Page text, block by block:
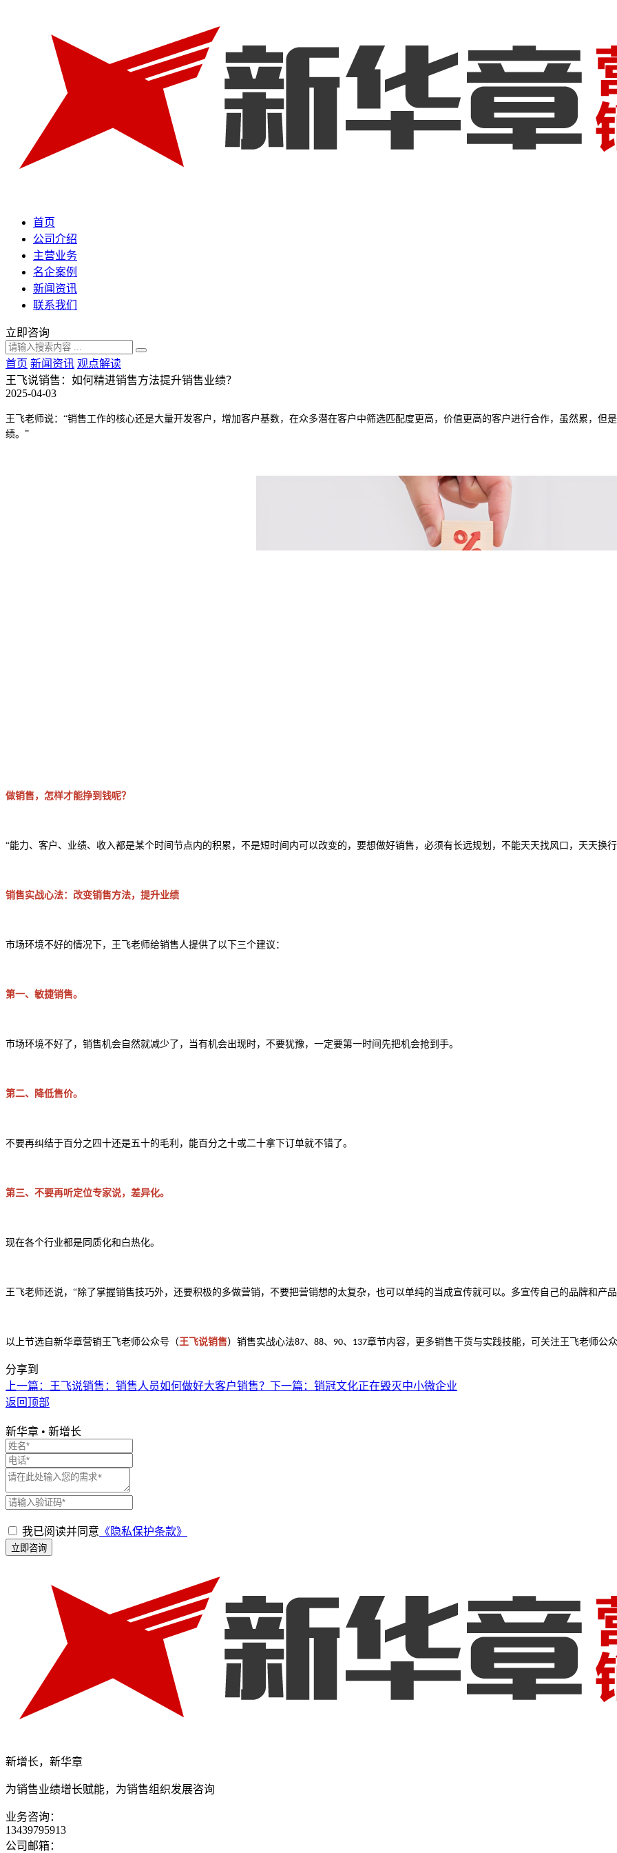
首页
公司介绍
主营业务
名企案例
新闻资讯
联系我们
立即咨询
首页 新闻资讯 观点解读
王飞说销售：如何精进销售方法提升销售业绩？
2025-04-03
王飞老师说： “销售工作的核心还是大量开发客户，增加客户基数，在众多潜在客户中筛选匹配度更高，价值更高的客户进行合作，虽然累，但
绩。 ”
做销售， 怎样才能挣到钱呢？
“能力、客户、业绩、收入都是某个时间节点内的积累，不是短时间内可以改变的，要想做好销售，必须有长远规划，不能天天找风口，天天换
销售实战心法：改变销售方法， 提升业绩
市场环境不好的情况下， 王飞老师给销售人提供了以下三个建议：
第一、敏捷销售。
市场环境不好了，销售机会自然就减少了，当有机会出现时，不要犹豫，一定要第一时间先把机会抢到手。
第二、降低售价。
不要再纠结于百分之四十还是五十的毛利，能百分之十或二十拿下订单就不错了。
第三、不要再听定位专家说，差异化。
现在各个行业都是同质化和白热化。
王飞老师还说， “除了掌握销售技巧外，还要积极的多做营销，不要把营销想的太复杂，也可以单纯的当成宣传就可以。多宣传自己的品牌和产
以上节选自新华章营销王飞老师公众号（王飞说销售） 销售实战心法87、 88、 90、 137章节内容， 更多销售干货与实践技能，可关注王飞老师公
分享到
上一篇：王飞说销售：销售人员如何做好大客户销售？ 下一篇：销冠文化正在毁灭中小微企业
返回顶部
新华章 • 新增长
我已阅读并同意 《隐私保护条款》
立即咨询
新增长，新华章
为销售业绩增长赋能，为销售组织发展咨询
业务咨询：
13439795913
公司邮箱：